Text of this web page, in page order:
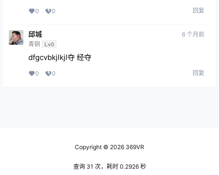
0 0 回复
邱城
青铜 Lv0
6 个月前
dfgcvbkjlkjl夺 经夺
0 0 回复
Copyright © 2026 369VR
查询 31 次，耗时 0.2926 秒